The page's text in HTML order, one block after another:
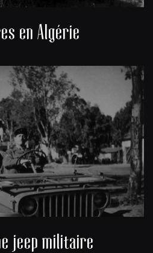
en Algérie
jeep militaire